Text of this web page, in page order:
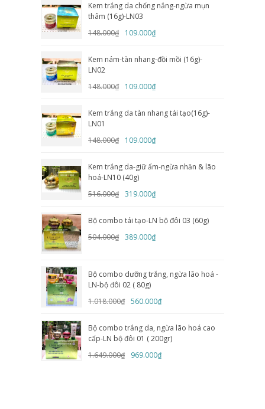
Kem trắng da chống nắng-ngừa mụn
thâm (16g)-LN03
148.000₫
109.000₫
Kem nám-tàn nhang-đồi mồi (16g)-
LN02
148.000₫
109.000₫
Kem trắng da tàn nhang tái tạo(16g)-
LN01
148.000₫
109.000₫
Kem trắng da-giữ ẩm-ngừa nhăn & lão
hoá-LN10 (40g)
516.000₫ 319.000₫
Bộ combo tái tạo-LN bộ đôi 03 (60g)
504.000₫ 389.000₫
Bộ combo dưỡng trắng, ngừa lão hoá -
LN-bộ đôi 02 ( 80g)
1.018.000₫ 560.000₫
Bộ combo trắng da, ngừa lão hoá cao
cấp-LN bộ đôi 01 ( 200gr)
1.649.000₫
969.000₫